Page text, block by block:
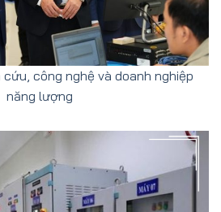
công nghệ và doanh nghiệp
năng lượng